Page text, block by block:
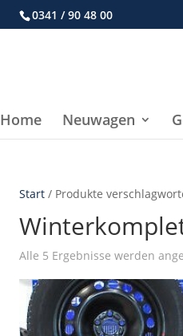
0341 / 90 48 00
Home Neuwagen
Start / Produkte
Alle 5 Ergebnisse werden